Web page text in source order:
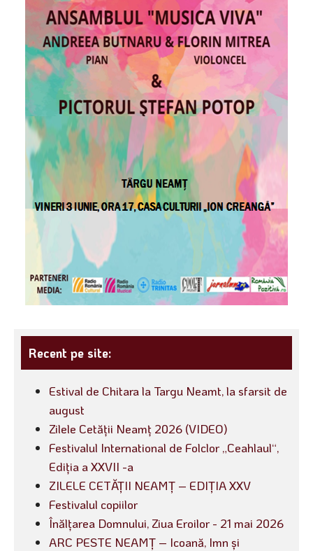
Recent pe site:
Estival de Chitara la Targu Neamt, la sfarsit de
august
Zilele Cetății Neamț 2026 (VIDEO)
Festivalul International de Folclor „Ceahlaul“,
Ediția a XXVII -a
ZILELE CETĂȚII NEAMȚ – EDIȚIA XXV
Festivalul copiilor
Înălțarea Domnului, Ziua Eroilor - 21 mai 2026
ARC PESTE NEAMȚ – Icoană, Imn și